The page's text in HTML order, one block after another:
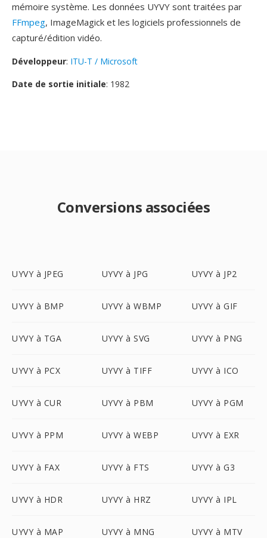
mémoire système. Les données UYVY sont traitées par
FFmpeg, ImageMagick et les logiciels professionnels de
capturé/édition vidéo.
Développeur: ITU-T / Microsoft
Date de sortie initiale: 1982
Conversions associées
UYVY à JPEG UYVY à JPG UYVY à JP2
UYVY à BMP UYVY à WBMP UYVY à GIF
UYVY à TGA UYVY à SVG UYVY à PNG
UYVY à PCX UYVY à TIFF UYVY à ICO
UYVY à CUR UYVY à PBM UYVY à PGM
UYVY à PPM UYVY à WEBP UYVY à EXR
UYVY à FAX UYVY à FTS UYVY à G3
UYVY à HDR UYVY à HRZ UYVY à IPL
UYVY à MAP UYVY à MNG UYVY à MTV